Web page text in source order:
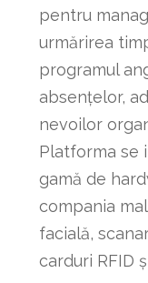
pentru
urmărirea
programul
absențelor,
nevoilor
Platforma se
gamă de
compania
facială,
carduri RFID